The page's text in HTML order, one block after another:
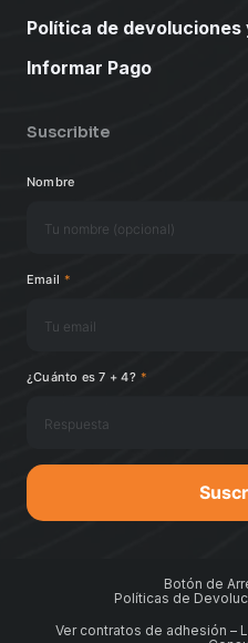
Política de devoluciones
Informar Pago
Suscribite
Nombre
Email *
¿Cuánto es 7 + 4? *
Botón de
Políticas de
Ver contratos de adhesión –